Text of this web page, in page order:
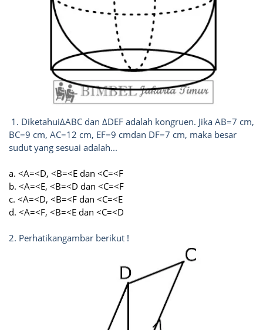
1. DiketahuiΔABC dan ΔDEF adalah kongruen. Jika AB=7 cm,
BC=9 cm, AC=12 cm, EF=9 cmdan DF=7 cm, maka besar
sudut yang sesuai adalah...
a. <A=<D, <B=<E dan <C=<F
b. <A=<E, <B=<D dan <C=<F
c. <A=<D, <B=<F dan <C=<E
d. <A=<F, <B=<E dan <C=<D
2. Perhatikangambar berikut !